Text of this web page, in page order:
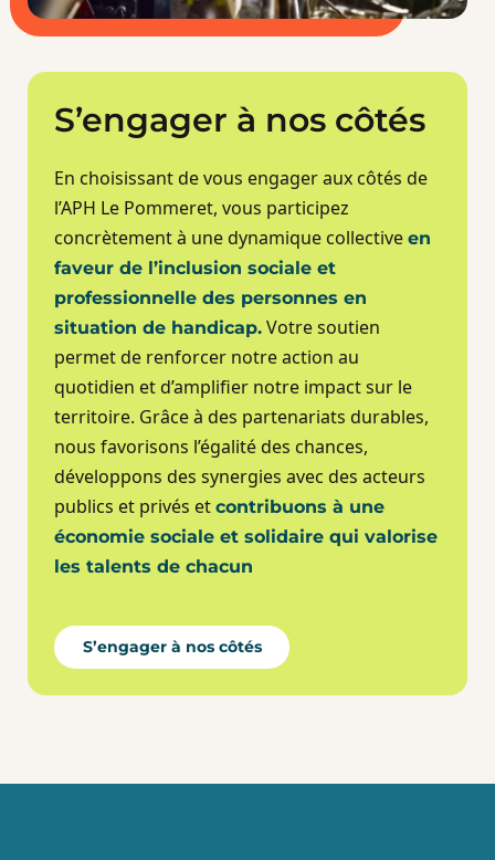
S’engager à nos côtés
En choisissant de vous engager aux côtés de
l’APH Le Pommeret, vous participez
concrètement à une dynamique collective en
faveur de l’inclusion sociale et
professionnelle des personnes en
situation de handicap. Votre soutien
permet de renforcer notre action au
quotidien et d’amplifier notre impact sur le
territoire. Grâce à des partenariats durables,
nous favorisons l’égalité des chances,
développons des synergies avec des acteurs
publics et privés et contribuons à une
économie sociale et solidaire qui valorise
les talents de chacun
S’engager à nos côtés